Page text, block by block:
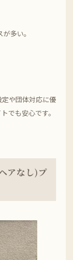
多い。
や団体対応に優
でも安心です。
アなし)プ